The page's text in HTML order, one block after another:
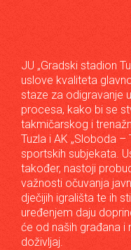
JU „Gradski stadion
uslove kvaliteta
staze za odigravanje
procesa, kako bi se
takmičarskog i
Tuzla i AK „Sloboda –
sportskih subjekata.
također, nastoji
važnosti očuvanja
dječijih igrališta te ih
uređenjem daju
će od naših građana i
doživljaj.